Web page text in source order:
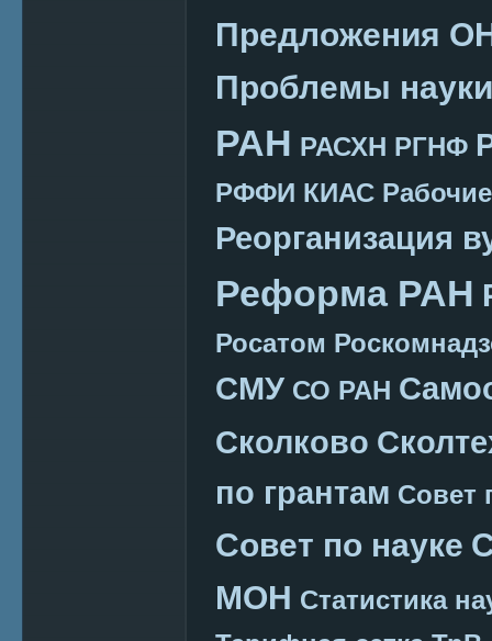
Предложения
Проблемы науки
РАН РАСХН РГНФ
РФФИ КИАС
Реорганизация
Реформа РАН
Росатом
СМУ СО РАН
Сколково
по грантам Совет
Совет по науке
МОН Статистика